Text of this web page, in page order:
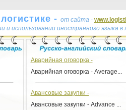
- от сайта -
и использовании иностранного языка
Аварийная оговорка -
Аварийная оговорка - Average...
Авансовые закупки -
Авансовые закупки - Advance ...